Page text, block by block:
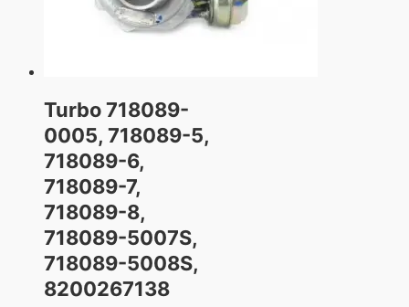
Turbo 718089-
0005, 718089-5,
718089-6,
718089-7,
718089-8,
718089-5007S,
718089-5008S,
8200267138